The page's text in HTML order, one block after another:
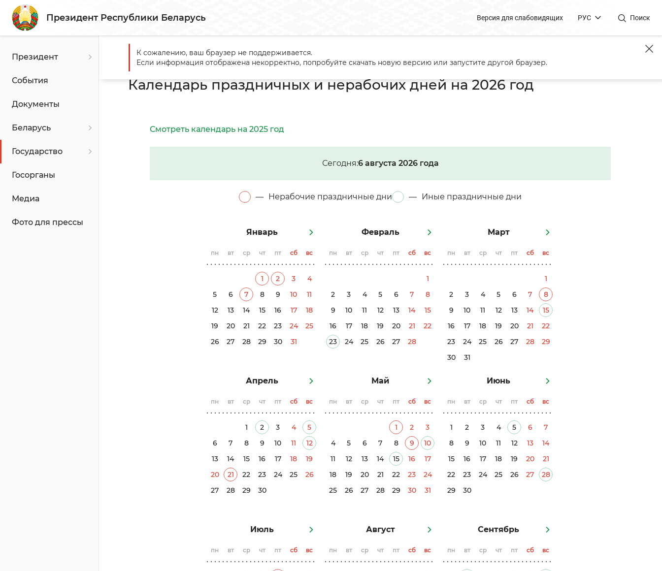
Президент Республики Беларусь Версия для слабовидящих РУС Поиск
Президент
События
Документы
Беларусь
Государство
Госорганы
Медиа
Фото для прессы
Главная Государство Государственные праздники Календарь праздничных и нерабочих дней на 2026 год
Календарь праздничных и нерабочих дней на 2026 год
Смотреть календарь на 2025 год
Сегодня:6 августа 2026 года
— Нерабочие праздничные дни — Иные праздничные дни
Январь
пн вт ср чт пт сб вс
1 2 3
4
5
6 7 8 9 10
11
12
13 14 15 16 17
18
19
20 21 22 23 24
25
26
27 28 29 30 31
Февраль
пн вт ср чт пт сб вс
1
2
3 4 5 6 7
8
9
10 11 12 13 14
15
16
17 18 19 20 21
22
23
24 25 26 27 28
Март
пн вт ср чт пт сб вс
1
2
3 4 5 6 7
8
9
10 11 12 13 14
15
16
17 18 19 20 21
22
23
24 25 26 27 28
29
30
31
Апрель
пн вт ср чт пт сб вс
1 2 3 4
5
6
7 8 9 10 11
12
13
14 15 16 17 18
19
20
21 22 23 24 25
26
27
28 29 30
Май
пн вт ср чт пт сб вс
1 2
3
4
5 6 7 8 9
10
11
12 13 14 15 16
17
18
19 20 21 22 23
24
25
26 27 28 29 30 31
Июнь
пн вт ср чт пт сб вс
1 2 3 4 5 6
7
8
9 10 11 12 13
14
15
16 17 18 19 20
21
22
23 24 25 26 27
28
29
30
Июль
пн вт ср чт пт сб вс
Август
пн вт ср чт пт сб вс
Сентябрь
пн вт ср чт пт сб вс
К сожалению, ваш браузер не поддерживается.
Если информация отображена некорректно, попробуйте скачать новую версию или запустите другой браузер.